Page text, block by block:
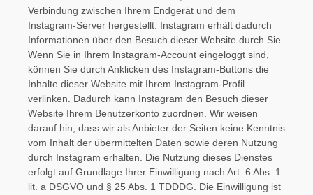
Verbindung zwischen Ihrem Endgerät und dem
Instagram-Server hergestellt. Instagram erhält dadurch
Informationen über den Besuch dieser Website durch Sie.
Wenn Sie in Ihrem Instagram-Account eingeloggt sind,
können Sie durch Anklicken des Instagram-Buttons die
Inhalte dieser Website mit Ihrem Instagram-Profil
verlinken. Dadurch kann Instagram den Besuch dieser
Website Ihrem Benutzerkonto zuordnen. Wir weisen
darauf hin, dass wir als Anbieter der Seiten keine Kenntnis
vom Inhalt der übermittelten Daten sowie deren Nutzung
durch Instagram erhalten. Die Nutzung dieses Dienstes
erfolgt auf Grundlage Ihrer Einwilligung nach Art. 6 Abs. 1
lit. a DSGVO und § 25 Abs. 1 TDDDG. Die Einwilligung ist